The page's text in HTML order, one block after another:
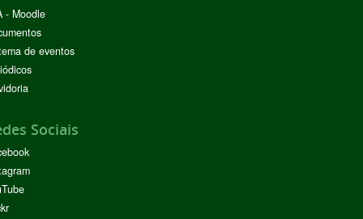
- Moodle
de eventos
Sociais